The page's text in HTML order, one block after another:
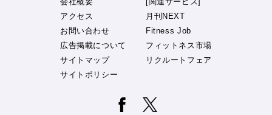
アクセス
お問い合わせ
広告掲載について
サイトマップ
サイトポリシー
月刊NEXT
Fitness Job
フィットネス市場
リクルートフェア